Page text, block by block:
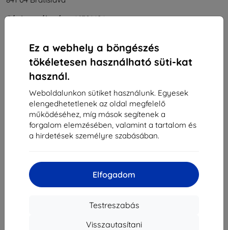
Ez a webhely a böngészés
tökéletesen használható süti-kat
használ.
Weboldalunkon sütiket használunk. Egyesek
elengedhetetlenek az oldal megfelelő
működéséhez, míg mások segítenek a
forgalom elemzésében, valamint a tartalom és
a hirdetések személyre szabásában.
Elfogadom
Testreszabás
Visszautasítani
Cégjegyzékszám:46701494
Elérhetőség
Írjon nekünk
Hétfőtől péntekig:
Online8:00 - 16:00